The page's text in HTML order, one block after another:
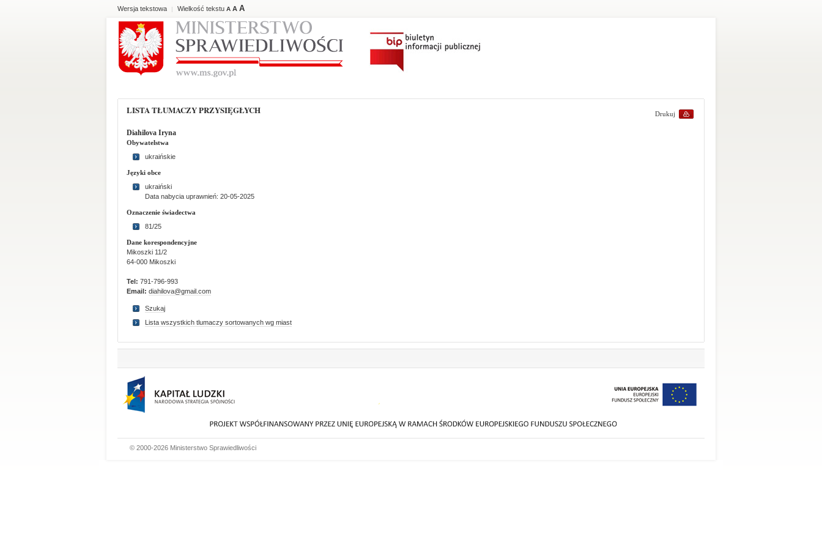
Wersja tekstowa | Wielkość tekstu A A A
Drukuj
LISTA TŁUMACZY PRZYSIĘGŁYCH
Diahilova Iryna
Obywatelstwa
ukraińskie
Języki obce
ukraiński
Data nabycia uprawnień: 20-05-2025
Oznaczenie świadectwa
81/25
Dane korespondencyjne
Mikoszki 11/2
64-000 Mikoszki
Tel: 791-796-993
Email: diahilova@gmail.com
Szukaj
Lista wszystkich tlumaczy sortowanych wg miast
© 2000-2026 Ministerstwo Sprawiedliwości